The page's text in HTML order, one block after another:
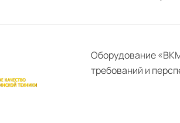
Оборудование
требований и